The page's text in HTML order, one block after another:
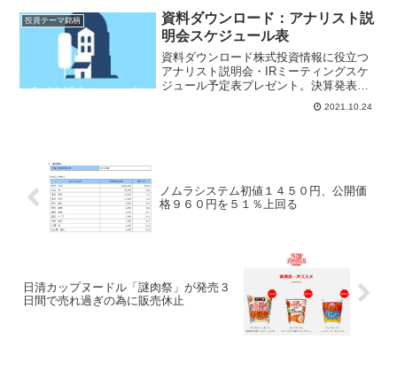
ィサービス市場の拡大を予測、既に2016
年度の国内サイバ...
投資テーマ銘柄
資料ダウンロード：アナリスト説
明会スケジュール表
資料ダウンロード株式投資情報に役立つ
アナリスト説明会・IRミーティングスケ
ジュール予定表プレゼント。決算発表シ
ーズンに証券アナリスト向け説明会が開
催されます、レーティング変更、目標株
2021.10.24
ノムラシステム初値１４５０円、公開価
格９６０円を５１％上回る
日清カップヌードル「謎肉祭」が発売３
日間で売れ過ぎの為に販売休止